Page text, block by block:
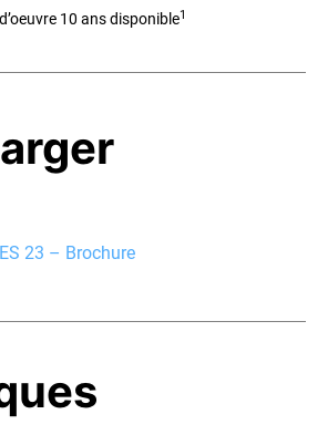
10 ans disponible1
23 – Brochure